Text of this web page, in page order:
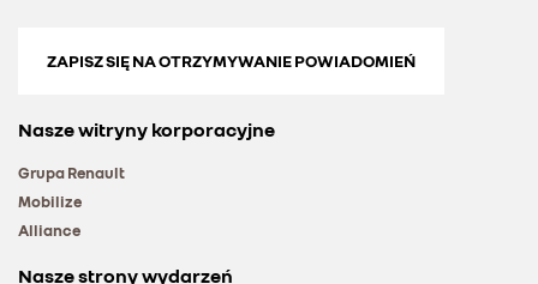
ZAPISZ SIĘ NA OTRZYMYWANIE POWIADOMIEŃ
Nasze witryny korporacyjne
Grupa Renault
Mobilize
Alliance
Nasze strony wydarzeń